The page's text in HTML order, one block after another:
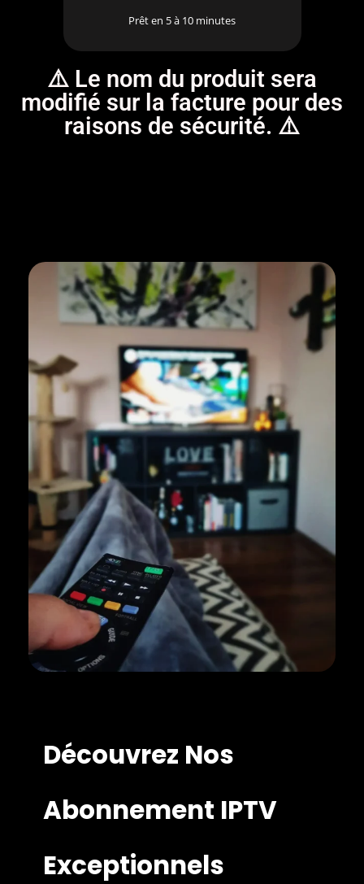
Prêt en 5 à 10 minutes
⚠️ Le nom du produit sera
modifié sur la facture pour des
raisons de sécurité. ⚠️
Découvrez Nos
Abonnement IPTV
Exceptionnels